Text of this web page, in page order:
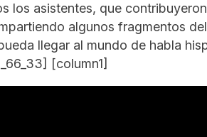
los asistentes, que
algunos fragmentos
llegar al mundo de habla
[column1]